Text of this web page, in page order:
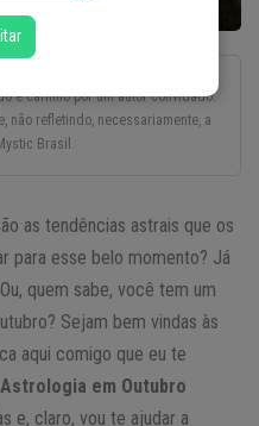
e carinho por um autor convidado.
não refletindo, necessariamente, a
Brasil.
as tendências astrais que os
para esse belo momento? Já
quem sabe, você tem um
Sejam bem vindas às
aqui comigo que eu te
em Outubro
e, claro, vou te ajudar a